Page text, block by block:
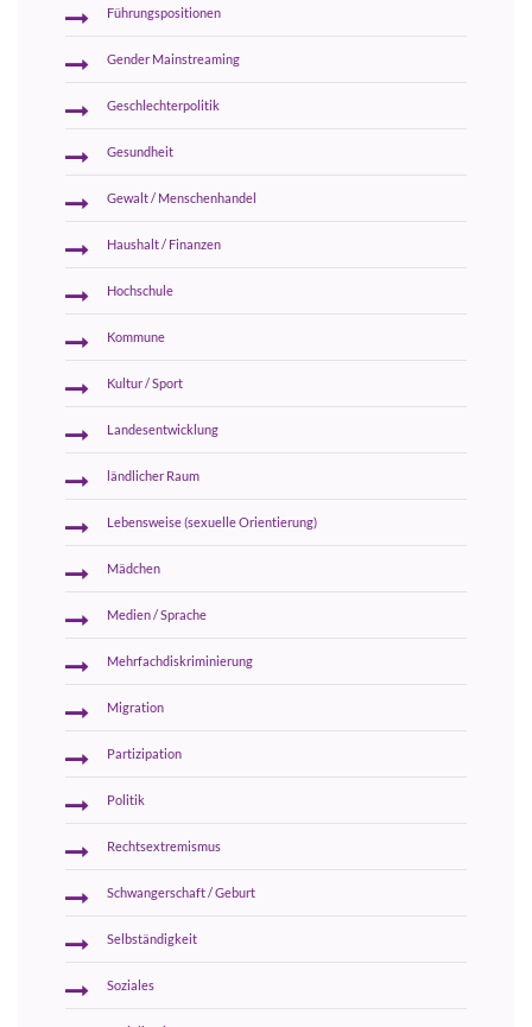
Führungspositionen
Gender Mainstreaming
Geschlechterpolitik
Gesundheit
Gewalt / Menschenhandel
Haushalt / Finanzen
Hochschule
Kommune
Kultur / Sport
Landesentwicklung
ländlicher Raum
Lebensweise (sexuelle Orientierung)
Mädchen
Medien / Sprache
Mehrfachdiskriminierung
Migration
Partizipation
Politik
Rechtsextremismus
Schwangerschaft / Geburt
Selbständigkeit
Soziales